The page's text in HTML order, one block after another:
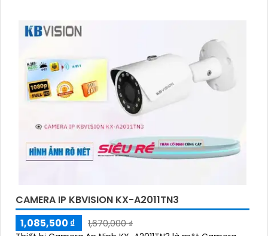
CAMERA IP KBVISION KX-A2011TN3
1,085,500 ₫
1,670,000 ₫